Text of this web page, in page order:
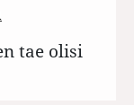
tae olisi